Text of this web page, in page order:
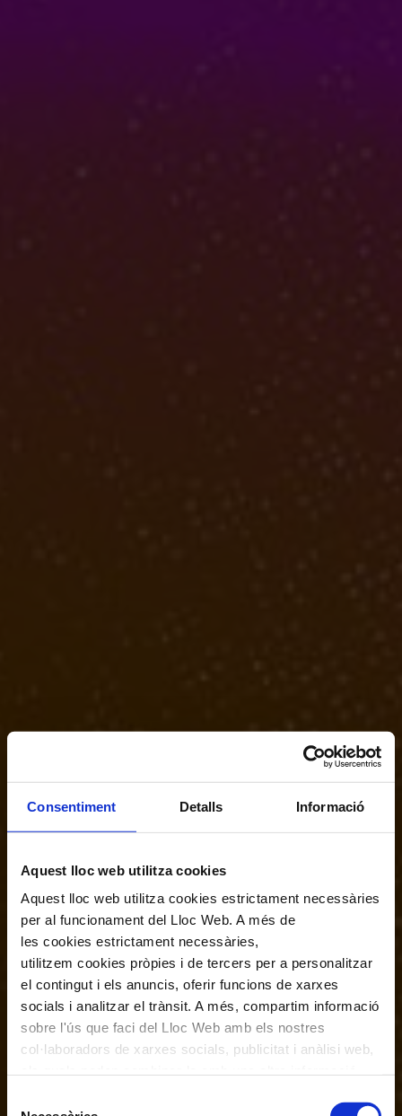
Consentiment Detalls Informació
Aquest lloc web utilitza cookies
Aquest lloc web utilitza cookies estrictament necessàries
per al funcionament del Lloc Web. A més de
les cookies estrictament necessàries,
utilitzem cookies pròpies i de tercers per a personalitzar
el contingut i els anuncis, oferir funcions de xarxes
socials i analitzar el trànsit. A més, compartim informació
sobre l'ús que faci del Lloc Web amb els nostres
col·laboradors de xarxes socials, publicitat i anàlisi web,